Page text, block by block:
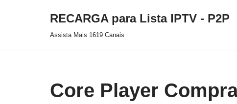
RECARGA para Lista IPTV - P2P
Assista Mais 1619 Canais
Core Player